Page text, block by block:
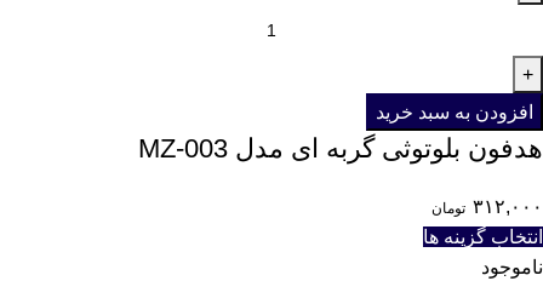
افزودن به سبد خرید
هدفون بلوتوثی گربه ای مدل MZ-003
۳۱۲,۰۰۰ تومان
انتخاب گزینه ها
ناموجود